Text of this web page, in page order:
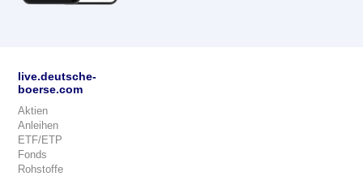
live.deutsche-
boerse.com
Aktien
Anleihen
ETF/ETP
Fonds
Rohstoffe